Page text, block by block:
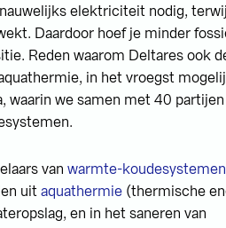
elektriciteit nodig,
Daardoor hoef je minder
Reden waarom Deltares ook
in het vroegst
waarin we samen met 40
vanwarmte-koudesystemen
uitaquathermie (thermische
en in het saneren van